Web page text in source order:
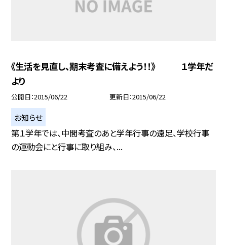
《生活を見直し、期末考査に備えよう！！》 １学年だ
より
公開日 2015/06/22 更新日 2015/06/22
お知らせ
第１学年では、中間考査のあと学年行事の遠足、学校行事
の運動会にと行事に取り組み、...